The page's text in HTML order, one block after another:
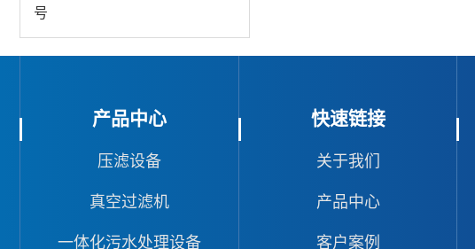
号
产品中心
压滤设备
真空过滤机
一体化污水处理设备
快速链接
关于我们
产品中心
客户案例